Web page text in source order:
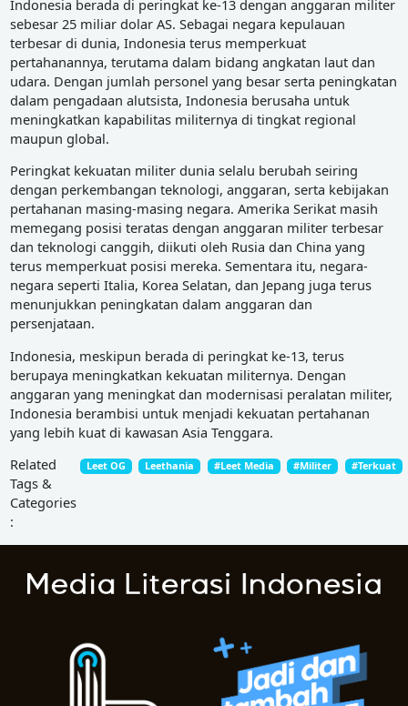
Indonesia berada di peringkat ke-13 dengan anggaran militer
sebesar 25 miliar dolar AS. Sebagai negara kepulauan
terbesar di dunia, Indonesia terus memperkuat
pertahanannya, terutama dalam bidang angkatan laut dan
udara. Dengan jumlah personel yang besar serta peningkatan
dalam pengadaan alutsista, Indonesia berusaha untuk
meningkatkan kapabilitas militernya di tingkat regional
maupun global.
Peringkat kekuatan militer dunia selalu berubah seiring
dengan perkembangan teknologi, anggaran, serta kebijakan
pertahanan masing-masing negara. Amerika Serikat masih
memegang posisi teratas dengan anggaran militer terbesar
dan teknologi canggih, diikuti oleh Rusia dan China yang
terus memperkuat posisi mereka. Sementara itu, negara-
negara seperti Italia, Korea Selatan, dan Jepang juga terus
menunjukkan peningkatan dalam anggaran dan
persenjataan.
Indonesia, meskipun berada di peringkat ke-13, terus
berupaya meningkatkan kekuatan militernya. Dengan
anggaran yang meningkat dan modernisasi peralatan militer,
Indonesia berambisi untuk menjadi kekuatan pertahanan
yang lebih kuat di kawasan Asia Tenggara.
Related
Tags &
Categories
:
Leet OG Leethania #Leet Media #Militer #Terkuat